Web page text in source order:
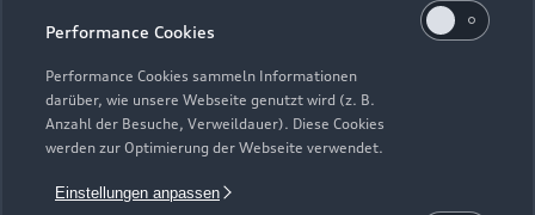
Performance Cookies
Performance Cookies sammeln Informationen
darüber, wie unsere Webseite genutzt wird (z. B.
Anzahl der Besuche, Verweildauer). Diese Cookies
werden zur Optimierung der Webseite verwendet.
Einstellungen anpassen
Elektromodelle
Plug-in-Hybride
Neuwagensuche
Gebrauchtwagensuche
Service & Zubehör
Saisonale Angebote
Audi Services
Support
Über Audi